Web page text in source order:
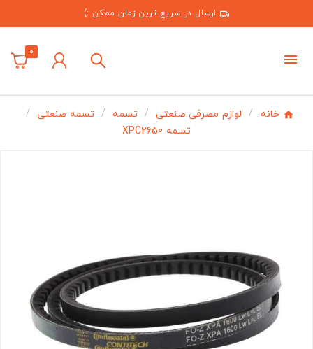
ارسال در سریع ترین زمان ممکن :)
0
خانه لوازم مصرفی صنعتی تسمه
تسمه صنعتی
تسمه XPC2650